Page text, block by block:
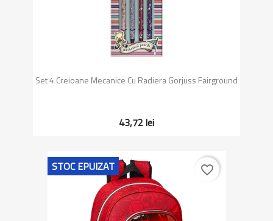
Set 4 Creioane Mecanice Cu Radiera Gorjuss Fairground
43,72 lei
STOC EPUIZAT favorite_border